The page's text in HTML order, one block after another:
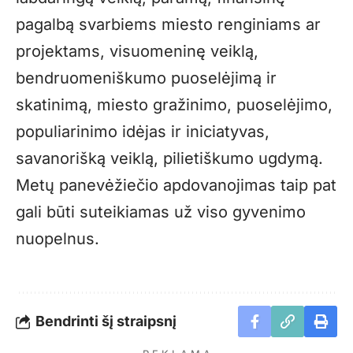
pagalbą svarbiems miesto renginiams ar
projektams, visuomeninę veiklą,
bendruomeniškumo puoselėjimą ir
skatinimą, miesto gražinimo, puoselėjimo,
populiarinimo idėjas ir iniciatyvas,
savanorišką veiklą, pilietiškumo ugdymą.
Metų panevėžiečio apdovanojimas taip pat
gali būti suteikiamas už viso gyvenimo
nuopelnus.
Bendrinti šį straipsnį